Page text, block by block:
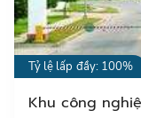
Tỷ lệ lấp đầy: 100%
Khu công